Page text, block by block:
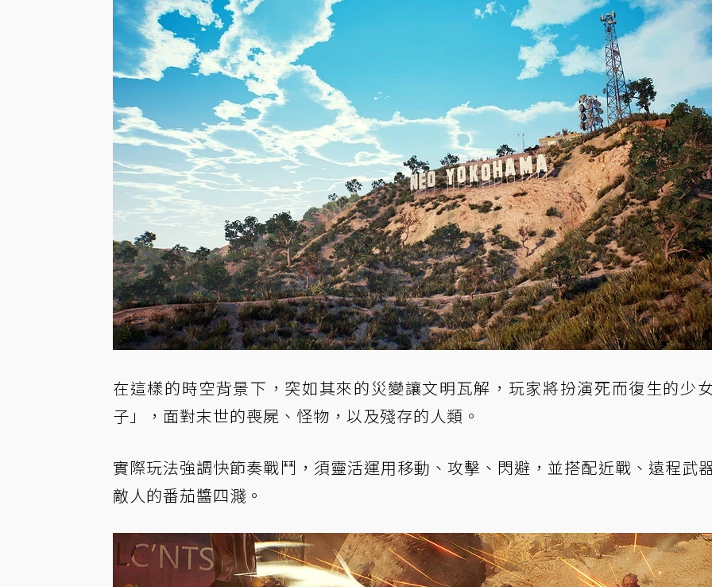
在這樣的時空背景下，突如其來的災變讓文明瓦解，玩家將扮演死而復生的少
子」，面對末世的喪屍、怪物，以及殘存的人類。
實際玩法強調快節奏戰鬥，須靈活運用移動、攻擊、閃避，並搭配近戰、遠程武
敵人的番茄醬四濺。